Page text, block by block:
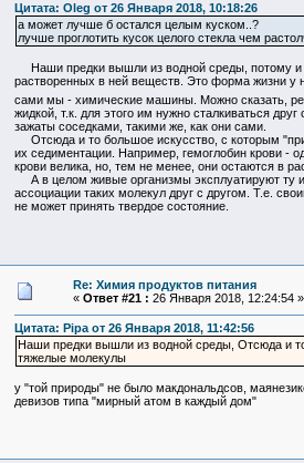
Цитата: Oleg от 26 Января 2018, 10:18:26
а может лучше б остался целым куском..?
лучше проглотить кусок целого стекла чем
Наши предки вышли из водной среды, потому и
растворенных в ней веществ. Это форма жизни у
сами мы - химические машины. Можно сказать,
жидкой, т.к. для этого им нужно сталкиваться
зажаты соседками, такими же, как они сами.
Отсюда и то большое искусство, с которым
их седиментации. Например, гемоглобин крови -
крови велика, но, тем не менее, они остаются в
А в целом живые организмы эксплуатируют ту
ассоциации таких молекул друг с другом. Т.е.
не может принять твердое состояние.
Re: Химия продуктов питания
« Ответ #21 : 26 Января 2018, 12:24:54 »
Цитата: Pipa от 26 Января 2018, 11:42:56
Наши предки вышли из водной среды, Отсюда и
тяжелые молекулы
у "той природы" не было макдональдсов,
девизов типа "мирный атом в каждый дом"